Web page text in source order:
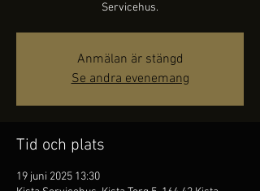
Servicehus.
Anmälan är stängd
Se andra evenemang
Tid och plats
19 juni 2025 13:30